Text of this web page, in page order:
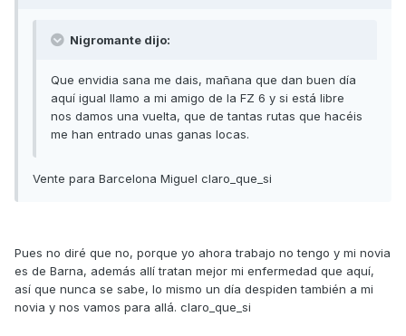
Nigromante dijo:
Que envidia sana me dais, mañana que dan buen día
aquí igual llamo a mi amigo de la FZ 6 y si está libre
nos damos una vuelta, que de tantas rutas que hacéis
me han entrado unas ganas locas.
Vente para Barcelona Miguel claro_que_si
Pues no diré que no, porque yo ahora trabajo no tengo y mi novia
es de Barna, además allí tratan mejor mi enfermedad que aquí,
así que nunca se sabe, lo mismo un día despiden también a mi
novia y nos vamos para allá. claro_que_si